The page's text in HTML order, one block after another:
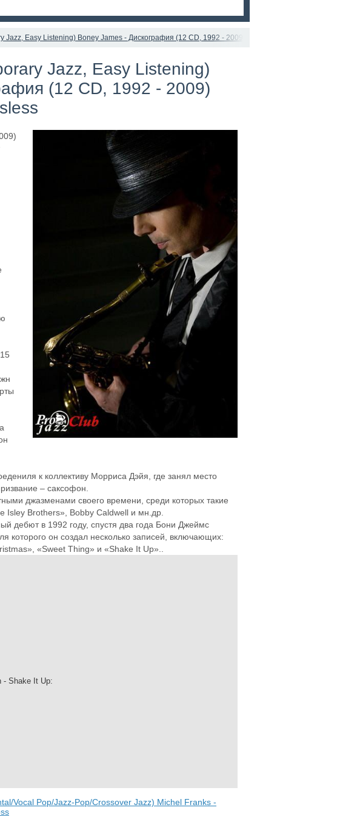
Jazz, Easy Listening) Boney James - Дискография (12 CD, 1992 - 2009) FLAC (image+.cue), lossless
Jazz, Easy Listening)
(12 CD, 1992 - 2009)
к коллективу Морриса Дэйя, где занял место
– саксофон.
джазменами своего времени, среди которых такие
Isley Brothers», Bobby Caldwell и мн.др.
дебют в 1992 году, спустя два года Бони Джеймс
которого он создал несколько записей, включающих:
«Sweet Thing» и «Shake It Up»..
- Shake It Up:
Vocal Pop/Jazz-Pop/Crossover Jazz) Michel Franks -